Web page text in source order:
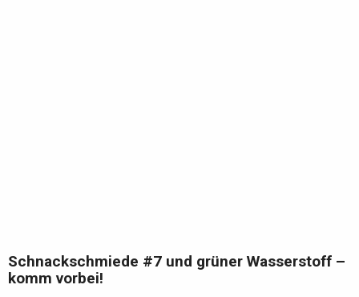
Schnackschmiede #7 und grüner Wasserstoff –
komm vorbei!